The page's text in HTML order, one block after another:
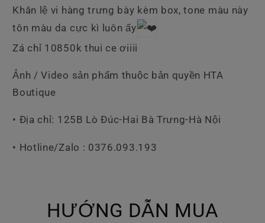
Khăn lệ vi hàng trưng bày kèm box, tone màu này
tôn màu da cực kì luôn ấy
Zá chỉ 10850k thui ce ơiiii
Ảnh / Video sản phẩm thuộc bản quyền HTA
Boutique
• Địa chỉ: 125B Lò Đúc-Hai Bà Trưng-Hà Nội
• Hotline/Zalo : 0376.093.193
HƯỚNG DẪN MUA